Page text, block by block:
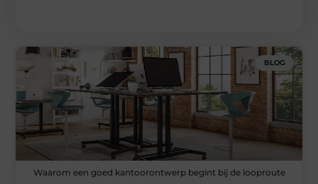
BLOG
Waarom een goed kantoorontwerp begint bij de looproute